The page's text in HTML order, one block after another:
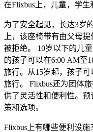
在Flixbus上，儿童，学生
为了安全起见，长达3岁
上，该座椅带有由父母
被拒绝。 10岁以下的儿
的孩子可以在6:00 AM至
旅行。从15岁起，孩子
旅行。 Flixbus还为团体
供了灵活性和便利性。
策和选项。
Flixbus上有哪些便利设施